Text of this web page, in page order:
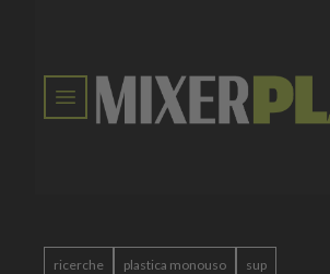
ricerche plastica monouso sup